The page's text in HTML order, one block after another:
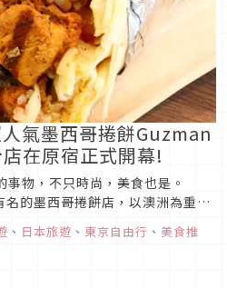
氣墨西哥捲餅Guzman
在原宿正式開幕!
物，不只時尚，美食也是。
的墨西哥捲餅店，以澳洲為重心
的日本首家分店於4/29在原宿
色招牌，讓人聯想到墨...
、 日本旅遊 、 東京自由行 、 美食推